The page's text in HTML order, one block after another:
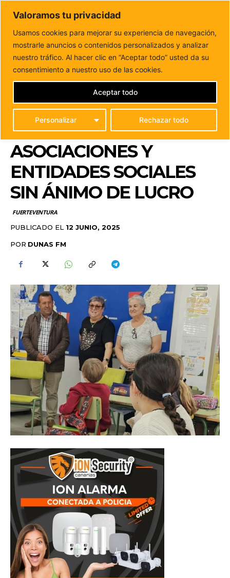
Valoramos tu privacidad
Usamos cookies para mejorar su experiencia de navegación,
mostrarle anuncios o contenidos personalizados y analizar
nuestro tráfico. Al hacer clic en “Aceptar todo” usted da su
consentimiento a nuestro uso de las cookies.
Personalizar Rechazar todo
Aceptar todo
DUNAS FM
Tu informacion de forma cercana
Inicio FUERTEVENTURA
Últimos días para solicitar las
subvenciones de Antigua para asociaciones y entidades...
ÚLTIMOS DÍAS PARA
SOLICITAR LAS
SUBVENCIONES DE
ANTIGUA PARA
ASOCIACIONES Y
ENTIDADES SOCIALES
SIN ÁNIMO DE LUCRO
FUERTEVENTURA
PUBLICADO EL 12 JUNIO, 2025
POR DUNAS FM